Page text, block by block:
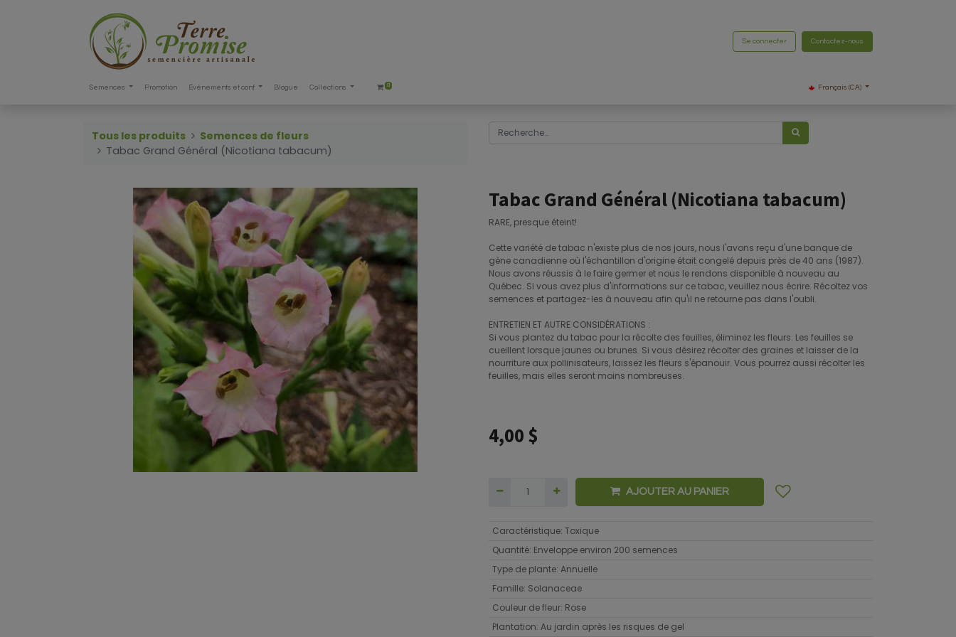
Se connecter Contactez-nous
Semences Promotion Événements et conf. Blogue Collections 0 Français (CA)
Tous les produits
Semences de fleurs
Tabac Grand Général (Nicotiana tabacum)
Tabac Grand Général (Nicotiana tabacum)
RARE, presque éteint!
Cette variété de tabac n'existe plus de nos jours, nous l'avons reçu d'une banque de
gène canadienne où l'échantillon d'origine était congelé depuis près de 40 ans (1987).
Nous avons réussis à le faire germer et nous le rendons disponible à nouveau au
Québec. Si vous avez plus d'informations sur ce tabac, veuillez nous écrire. Récoltez vos
semences et partagez-les à nouveau afin qu'il ne retourne pas dans l'oubli.
ENTRETIEN ET AUTRE CONSIDÉRATIONS :
Si vous plantez du tabac pour la récolte des feuilles, éliminez les fleurs. Les feuilles se
cueillent lorsque jaunes ou brunes. Si vous désirez récolter des graines et laisser de la
nourriture aux pollinisateurs, laissez les fleurs s'épanouir. Vous pourrez aussi récolter les
feuilles, mais elles seront moins nombreuses.
4,00 $
AJOUTER AU PANIER
Caractéristique: Toxique
Quantité: Enveloppe environ 200 semences
Type de plante: Annuelle
Famille: Solanaceae
Couleur de fleur: Rose
Plantation: Au jardin après les risques de gel